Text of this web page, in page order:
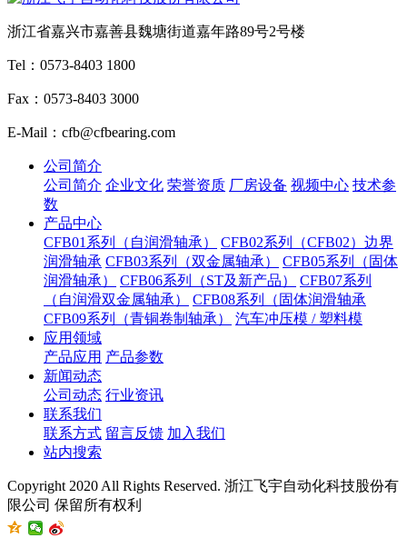
浙江省嘉兴市嘉善县魏塘街道嘉年路89号2号楼
Tel：0573-8403 1800
Fax：0573-8403 3000
E-Mail：cfb@cfbearing.com
公司简介
公司简介 企业文化 荣誉资质 厂房设备 视频中心 技术参
数
产品中心
CFB01系列（自润滑轴承）
CFB02系列（CFB02）边界
润滑轴承 CFB03系列（双金属轴承）
CFB05系列（固体
润滑轴承）
CFB06系列（ST及新产品）
CFB07系列
（自润滑双金属轴承）
CFB08系列（固体润滑轴承
CFB09系列（青铜卷制轴承）
汽车冲压模 / 塑料模
应用领域
产品应用 产品参数
新闻动态
公司动态 行业资讯
联系我们
联系方式 留言反馈 加入我们
站内搜索
Copyright 2020 All Rights Reserved. 浙江飞宇自动化科技股份有
限公司 保留所有权利